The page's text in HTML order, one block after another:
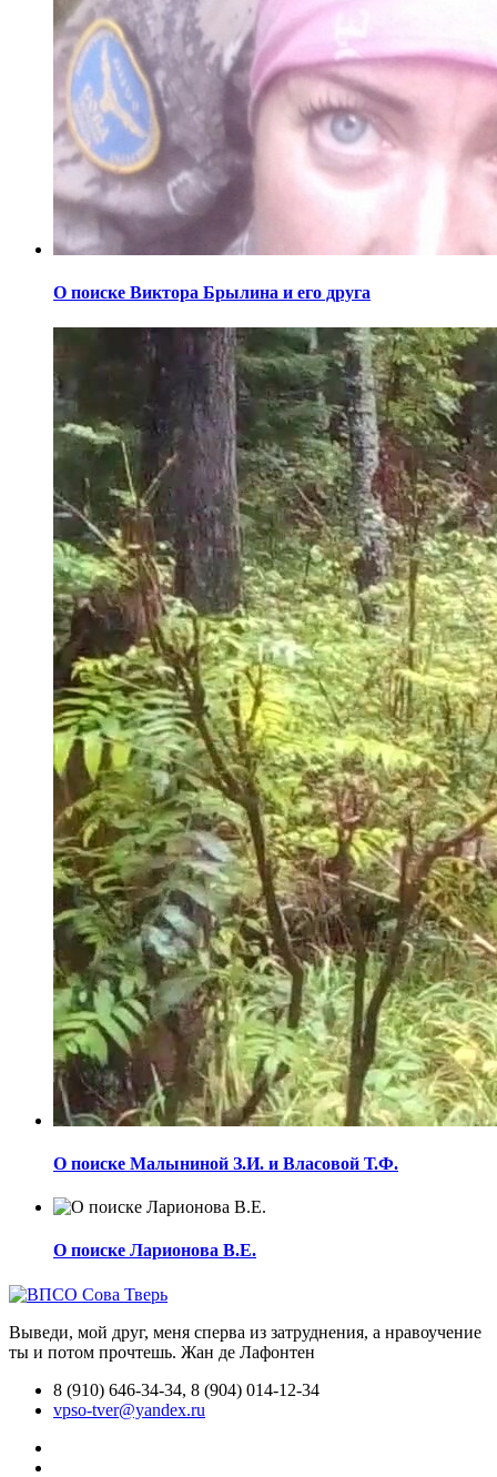
О поиске Виктора Брылина и его друга
О поиске Малыниной З.И. и Власовой Т.Ф.
О поиске Ларионова В.Е.
Выведи, мой друг, меня сперва из затруднения, а нравоучение
ты и потом прочтешь. Жан де Лафонтен
8 (910) 646-34-34, 8 (904) 014-12-34
vpso-tver@yandex.ru